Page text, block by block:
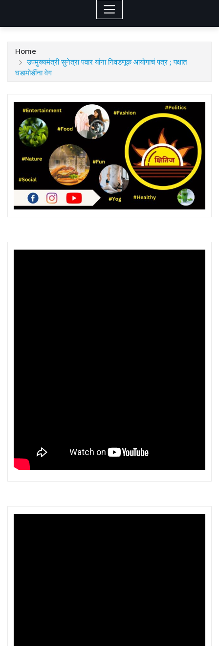
Home
उपमुख्यमंत्री सुनेत्रा पवार यांना निवडणूक आयोगाचं पत्र ; पक्षात
घडामोडींना वेग